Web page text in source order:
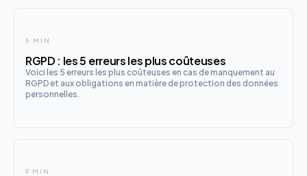
5 MIN
RGPD : les 5 erreurs les plus coûteuses
Voici les 5 erreurs les plus coûteuses en cas de manquement au
RGPD et aux obligations en matière de protection des données
personnelles.
9 MIN